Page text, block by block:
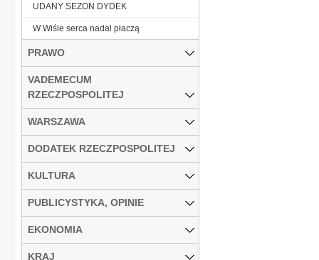
UDANY SEZON DYDEK
W Wiśle serca nadal płaczą
PRAWO
VADEMECUM
RZECZPOSPOLITEJ
WARSZAWA
DODATEK RZECZPOSPOLITEJ
KULTURA
PUBLICYSTYKA, OPINIE
EKONOMIA
KRAJ